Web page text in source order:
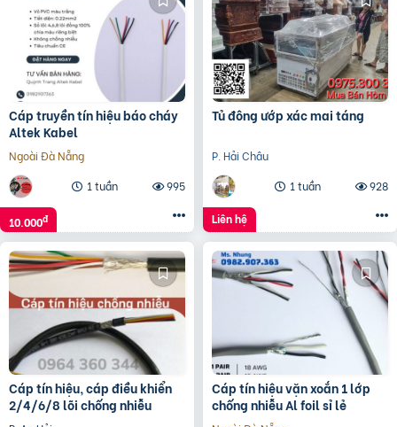
Cáp truyền tín hiệu báo cháy
Altek Kabel
Ngoài Đà Nẵng
1 tuần
995
10.000đ
Tủ đông ướp xác mai táng
P. Hải Châu
1 tuần
928
Liên hệ
Cáp tín hiệu, cáp điều khiển
2/4/6/8 lõi chống nhiễu
Cáp tín hiệu vặn xoắn 1 lớp
chống nhiễu Al foil sỉ lẻ